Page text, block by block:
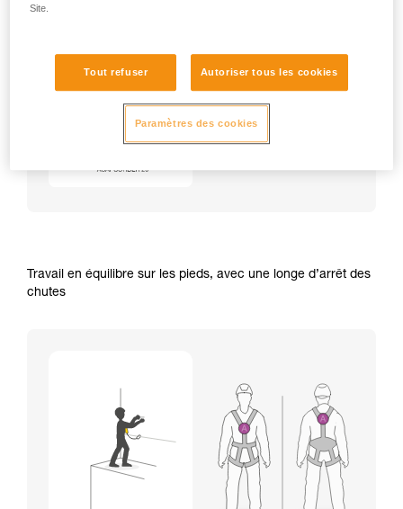
NEWTON
★★★
Travail en équilibre sur les pieds, avec une longe d’arrêt des
chutes
Site.
Tout refuser Autoriser tous les cookies
Paramètres des cookies